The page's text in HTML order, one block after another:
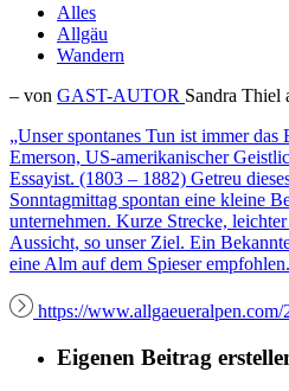
Alles
Allgäu
Wandern
– von GAST-AUTOR Sandra Thiel
„Unser spontanes Tun ist immer
Emerson, US-amerikanischer
Essayist. (1803 – 1882) Getreu
Sonntagmittag spontan eine kleine
unternehmen. Kurze Strecke,
Aussicht, so unser Ziel. Ein
eine Alm auf dem Spieser
https://
Eigenen Beitrag